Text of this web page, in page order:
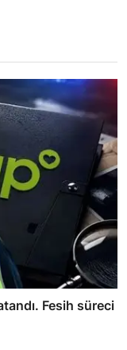
Fesih süreci